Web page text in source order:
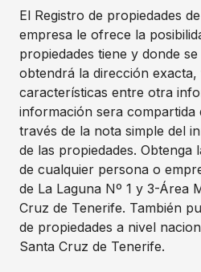
El Registro de propiedades
empresa le ofrece la
propiedades tiene y donde
obtendrá la dirección
características entre otra
información sera compartida
través de la nota simple del
de las propiedades.
de cualquier persona o
de La Laguna Nº 1 y 3-Área
Cruz de Tenerife. También
de propiedades a nivel
Santa Cruz de Tenerife.